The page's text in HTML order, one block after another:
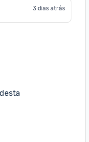
3 dias atrás